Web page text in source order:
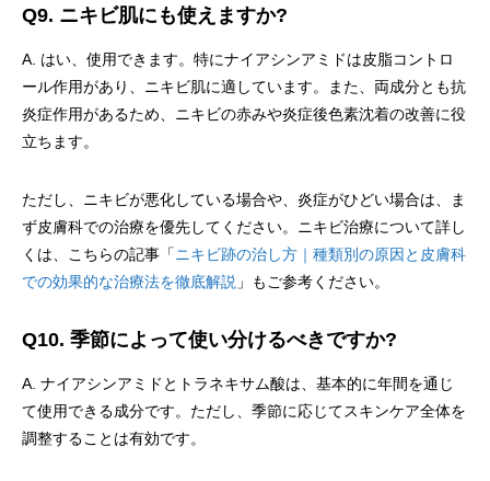
Q9. ニキビ肌にも使えますか?
A. はい、使用できます。特にナイアシンアミドは皮脂コントロ
ール作用があり、ニキビ肌に適しています。また、両成分とも抗
炎症作用があるため、ニキビの赤みや炎症後色素沈着の改善に役
立ちます。
ただし、ニキビが悪化している場合や、炎症がひどい場合は、ま
ず皮膚科での治療を優先してください。ニキビ治療について詳し
くは、こちらの記事「ニキビ跡の治し方｜種類別の原因と皮膚科
での効果的な治療法を徹底解説 」もご参考ください。
Q10. 季節によって使い分けるべきですか?
A. ナイアシンアミドとトラネキサム酸は、基本的に年間を通じ
て使用できる成分です。ただし、季節に応じてスキンケア全体を
調整することは有効です。